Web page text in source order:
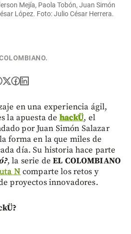
Mejía, Paola Tobón, Juan Simón
López. Foto: Julio César Herrera.
en una experiencia ágil,
la apuesta de hackÜ, el
por Juan Simón Salazar
forma en la que miles de
día. Su historia hace parte
, la serie deEL COLOMBIANO
N comparte los retos y
proyectos innovadores.